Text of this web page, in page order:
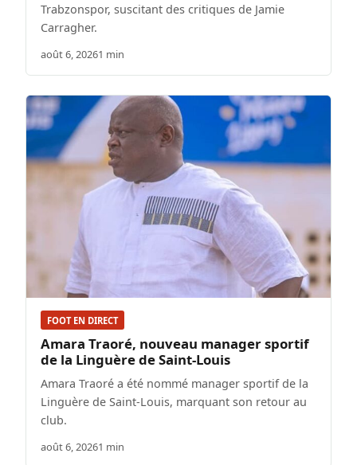
Trabzonspor, suscitant des critiques de Jamie
Carragher.
août 6, 20261 min
FOOT EN DIRECT
Amara Traoré, nouveau manager sportif
de la Linguère de Saint-Louis
Amara Traoré a été nommé manager sportif de la
Linguère de Saint-Louis, marquant son retour au
club.
août 6, 20261 min